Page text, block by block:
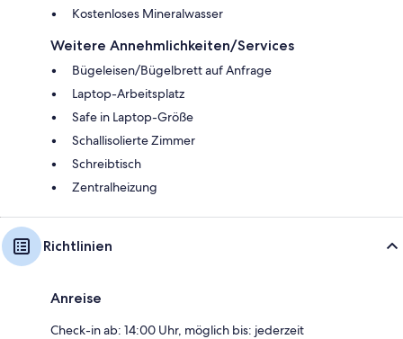
Kostenloses Mineralwasser
Weitere Annehmlichkeiten/Services
Bügeleisen/Bügelbrett auf Anfrage
Laptop-Arbeitsplatz
Safe in Laptop-Größe
Schallisolierte Zimmer
Schreibtisch
Zentralheizung
Richtlinien
Anreise
Check-in ab: 14:00 Uhr, möglich bis: jederzeit